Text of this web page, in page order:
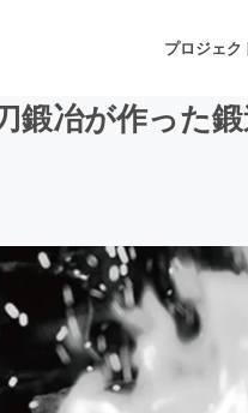
プロジェク
音楽
ゲーム・サービ
鍛冶が作った